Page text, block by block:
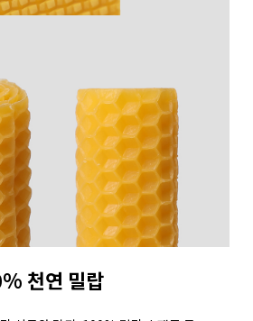
천연 밀랍